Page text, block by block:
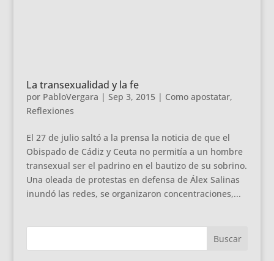
La transexualidad y la fe
por PabloVergara | Sep 3, 2015| Como apostatar,
Reflexiones
El 27 de julio saltó a la prensa la noticia de que el
Obispado de Cádiz y Ceuta no permitía a un hombre
transexual ser el padrino en el bautizo de su sobrino.
Una oleada de protestas en defensa de Álex Salinas
inundó las redes, se organizaron concentraciones,...